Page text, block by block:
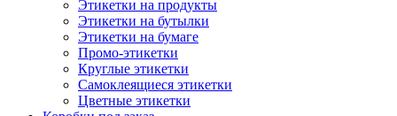
Этикетки на продукты
Этикетки на бутылки
Этикетки на бумаге
Промо-этикетки
Круглые этикетки
Самоклеящиеся этикетки
Цветные этикетки